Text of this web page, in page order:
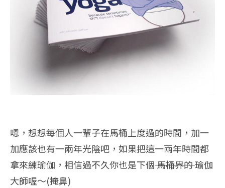
嗯，想想每個人一輩子在馬桶上度過的時間，加一
加應該也有一兩年光陰吧，如果把這一兩年時間都
拿來練瑜伽，相信過不久你也是下個馬桶界的瑜伽
大師喔～(掩鼻)